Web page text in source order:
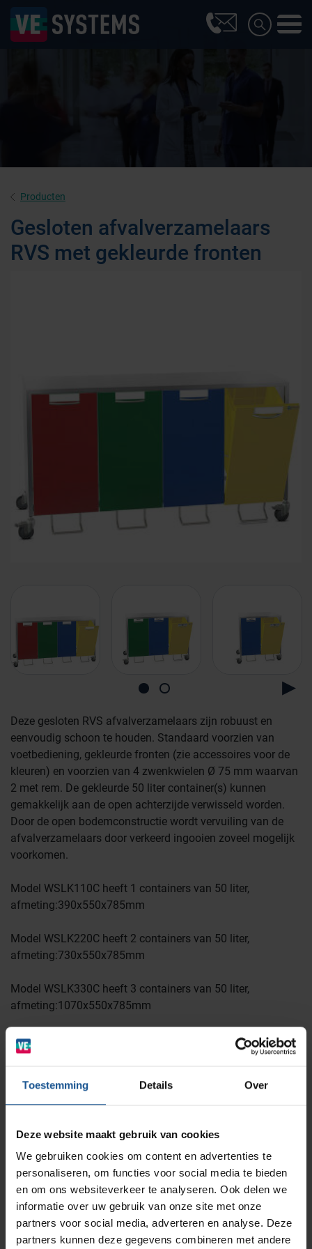
Toestemming Details Over
Deze website maakt gebruik van cookies
We gebruiken cookies om content en advertenties te
personaliseren, om functies voor social media te bieden
en om ons websiteverkeer te analyseren. Ook delen we
informatie over uw gebruik van onze site met onze
partners voor social media, adverteren en analyse. Deze
partners kunnen deze gegevens combineren met andere
Producten
Gesloten afvalverzamelaars
RVS met gekleurde fronten
Deze gesloten RVS afvalverzamelaars zijn robuust en
eenvoudig schoon te houden. Standaard voorzien van
voetbediening, gekleurde fronten (zie accessoires voor de
kleuren) en voorzien van 4 zwenkwielen Ø 75 mm waarvan
2 met rem. De gekleurde 50 liter container(s) kunnen
gemakkelijk aan de open achterzijde verwisseld worden.
Door de open bodemconstructie wordt vervuiling van de
afvalverzamelaars door verkeerd ingooien zoveel mogelijk
voorkomen.
Model WSLK110C heeft 1 containers van 50 liter,
afmeting:390x550x785mm
Model WSLK220C heeft 2 containers van 50 liter,
afmeting:730x550x785mm
Model WSLK330C heeft 3 containers van 50 liter,
afmeting:1070x550x785mm
Model WSLK440C heeft 4 containers van 50 liter,
afmeting:1410x550x785mm
Voordelen
Gemakkelijk en goed schoon te maken
Accessoires
Gekleurde fronten: Antracietgrijs (RAL7016) -
Signaalgroen (RAL6032) - Lichtblauw (RAL512) -
Zwavelgeel (RAL1016) - Verkeersrood (RAL3020)
Branches
Ziekenhuizen en klinieken
Zorginstellingen
Laboratoria
Cleanrooms
Logistiek en opslag
Afvalinzamelaars
Farmaceutische industrie
Solutions
RVS Werkplekinrichting
Modulaire Inrichtingssystemen
Opslagsystemen en voorraadbeheer
Productlijnen
Medische afvalverpakkingen
Infectiepreventie en hygiëne
Opslagmogelijkheden
Medische (verzorgings)wagens
Wastransport
Medicijn- en verbandkasten
Werkplekinrichting
Septodry
Metro
Zarges
AP Medical
BINBIN
Ons team
Klantcases
Vacatures